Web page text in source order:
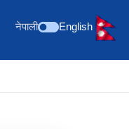
नेपाली English